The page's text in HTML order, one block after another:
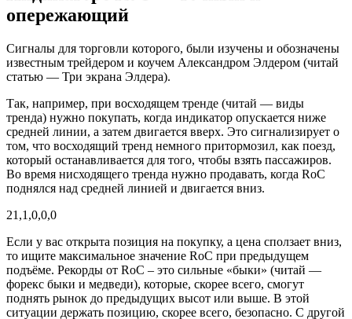
опережающий
Сигналы для торговли которого, были изучены и обозначены
известным трейдером и коучем Александром Элдером (читай
статью — Три экрана Элдера).
Так, например, при восходящем тренде (читай — виды
тренда) нужно покупать, когда индикатор опускается ниже
средней линии, а затем двигается вверх. Это сигнализирует о
том, что восходящий тренд немного притормозил, как поезд,
который останавливается для того, чтобы взять пассажиров.
Во время нисходящего тренда нужно продавать, когда RoC
поднялся над средней линией и двигается вниз.
21,1,0,0,0
Если у вас открыта позиция на покупку, а цена сползает вниз,
то ищите максимальное значение RoC при предыдущем
подъёме. Рекорды от RoC – это сильные «быки» (читай —
форекс быки и медведи), которые, скорее всего, смогут
поднять рынок до предыдущих высот или выше. В этой
ситуации держать позицию, скорее всего, безопасно. С другой